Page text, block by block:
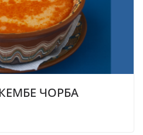
ЧОРБА